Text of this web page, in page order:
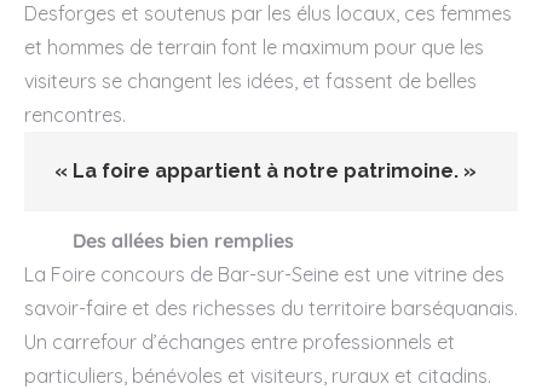
Desforges et soutenus par les élus locaux, ces femmes
et hommes de terrain font le maximum pour que les
visiteurs se changent les idées, et fassent de belles
rencontres.
« La foire appartient à notre patrimoine. »
Des allées bien remplies
La Foire concours de Bar-sur-Seine est une vitrine des
savoir-faire et des richesses du territoire barséquanais.
Un carrefour d’échanges entre professionnels et
particuliers, bénévoles et visiteurs, ruraux et citadins.